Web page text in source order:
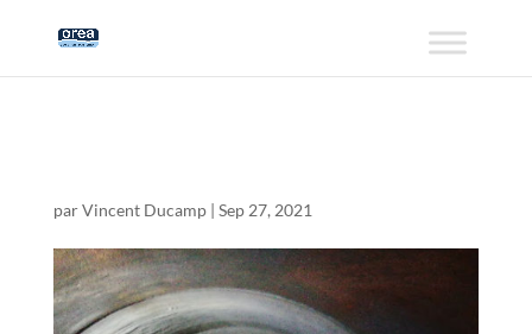
parVincent Ducamp| Sep 27, 2021